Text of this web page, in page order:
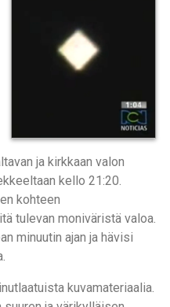
ja kirkkaan valon
kello 21:20.
kohteen
tulevan moniväristä valoa.
minuutin ajan ja hävisi
kuvamateriaalia.